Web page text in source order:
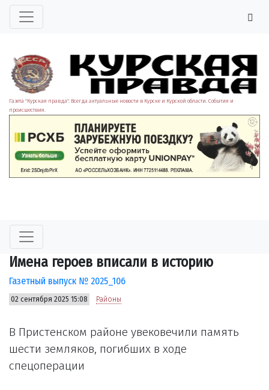
Газета "Курская правда". Всегда актуальные новости в Курске и Курской области. События и
происшествия.
Имена героев вписали в историю
Газетный выпуск № 2025_106
02 сентября 2025 15:08 Районы
В Пристенском районе увековечили память
шести земляков, погибших в ходе
спецоперации